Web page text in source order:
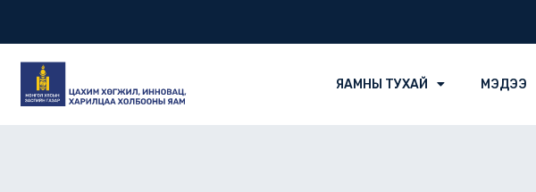
ЯАМНЫ ТУХАЙ МЭДЭЭ